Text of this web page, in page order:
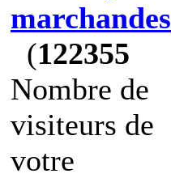
marchandes
(122355
Nombre de
visiteurs de
votre